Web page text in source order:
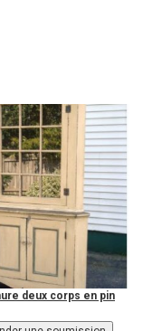
deux corps en pin